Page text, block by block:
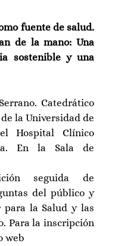
fuente de salud.
de la mano: Una
sostenible y una
Catedrático
la Universidad de
Hospital Clínico
En la Sala de
seguida de
del público y
para la Salud y las
Para la inscripción
web